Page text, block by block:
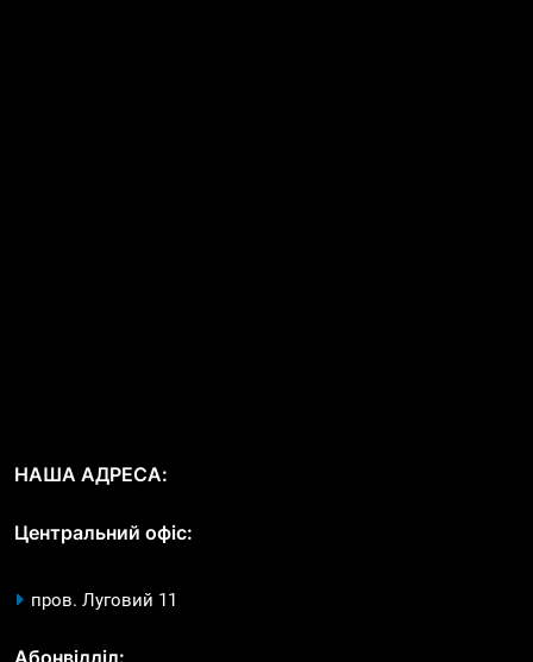
НАША АДРЕСА:
Центральний офіс:
пров. Луговий 11